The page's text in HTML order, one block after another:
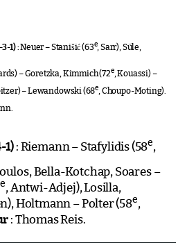
1) :Neuer – Stanišić (63e, Sarr), Süle,
– Goretzka, Kimmich (72e, Kouassi) –
– Lewandowski (68e , Choupo-Moting).
1) : Riemann – Stafylidis (58e
Bella-Kotchap, Soares –
e, Antwi-Adjej), Losilla,
Holtmann – Polter (58e,
: Thomas Reis.